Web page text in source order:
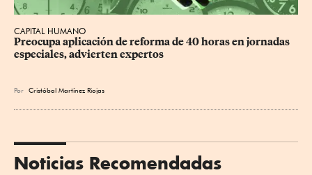
CAPITAL HUMANO
Preocupa aplicación de reforma de 40 horas en jornadas
especiales, advierten expertos
Por Cristóbal Martínez Riojas
Noticias Recomendadas